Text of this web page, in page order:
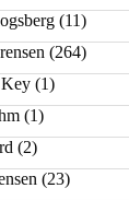
(11)
(264)
(1)
(1)
(2)
(23)